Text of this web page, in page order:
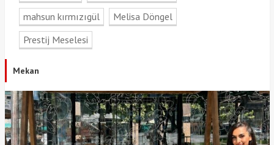
mahsun kırmızıgül
Melisa Döngel
Prestij Meselesi
Mekan